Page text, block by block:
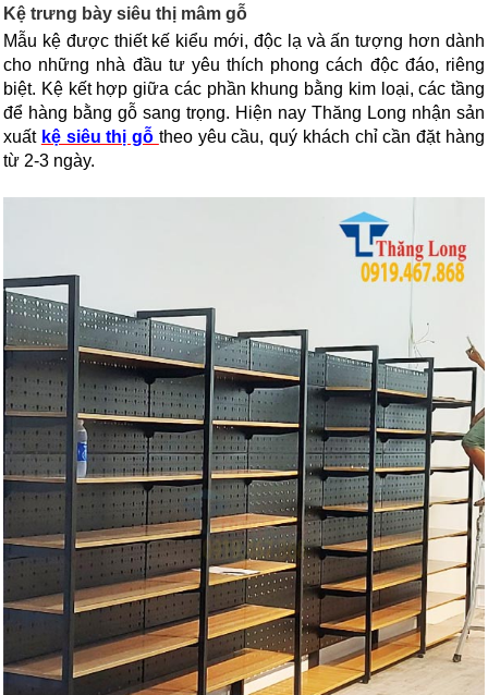
Kệ trưng bày siêu thị mâm gỗ
Mẫu kệ được thiết kế kiểu mới, độc lạ và ấn tượng hơn dành
cho những nhà đầu tư yêu thích phong cách độc đáo, riêng
biệt. Kệ kết hợp giữa các phần khung bằng kim loại, các tầng
để hàng bằng gỗ sang trọng. Hiện nay Thăng Long nhận sản
xuất kệ siêu thị gỗ theo yêu cầu, quý khách chỉ cần đặt hàng
từ 2-3 ngày.